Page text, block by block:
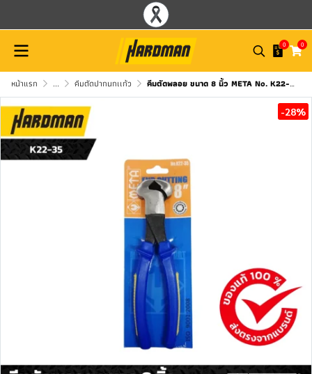
0 0
หน้าแรก ... คีมตัดปากนกเเก้ว คีมตัดพลอย ขนาด 8 นิ้ว META No. K22-35 031230
-28%